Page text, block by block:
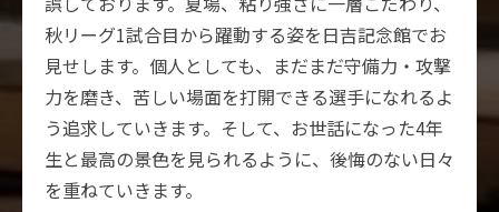
秋リーグ1試合目から躍動する姿を日吉記念館でお
見せします。個人としても、まだまだ守備力・攻撃
力を磨き、苦しい場面を打開できる選手になれるよ
う追求していきます。そして、お世話になった4年
生と最高の景色を見られるように、後悔のない日々
を重ねていきます。